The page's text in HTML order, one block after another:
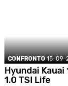
CONFRONTO 15-09-
Hyundai Kauai
1.0 TSI Life